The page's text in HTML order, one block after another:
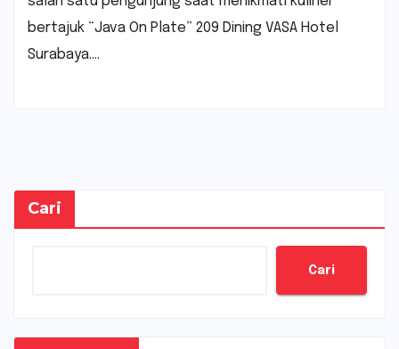
bertajuk “Java On Plate” 209 Dining VASA Hotel
Surabaya.…
Cari
Cari